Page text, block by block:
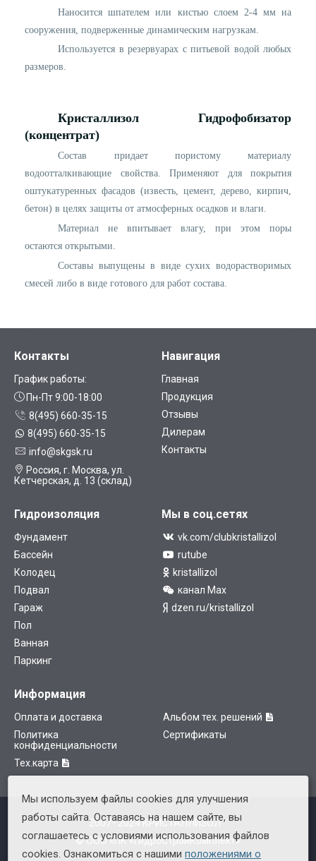
Наносится шпателем или кистью слоем 2-4 мм на
сооружения, подверженные динамическим нагрузкам.
Используется в резервуарах с питьевой водой любых
размеров.
Кристаллизoл Гидрофобизатор
(концентрат)
Состав придает пористому материалу
водоотталкивающие свойства. Применяют для покрытия
оштукатуренных фасадов (известь, цемент, дерево, кирпич,
бетон) в целях защиты от атмосферных осадков и влаги.
Материал не впитывает влагу, при этом поры
остаются открытыми.
Составы выпущены в виде сухих водорастворимых
смесей либо в виде готового для работ состава.
Контакты
График работы:
Пн-Пт 9:00-18:00
8(495) 660-35-15
8(495) 660-35-15
info@skgsk.ru
Россия, г. Москва, ул.
Кетчерская, д. 13 (склад)
Навигация
Главная
Продукция
Отзывы
Дилерам
Контакты
Гидроизоляция
Фундамент
Бассейн
Колодец
Подвал
Гараж
Пол
Ванная
Паркинг
Мы в соц.сетях
vk.com/clubkristallizol
rutube
kristallizol
канал Max
dzen.ru/kristallizol
Информация
Оплата и доставка
Политика
конфиденциальности
Тех.карта
Альбом тех. решений
Сертификаты
2007–2024 КРИСТАЛЛИЗОЛ™
© ООО «ПК «ГидроСтройКомплект»
Мы используем файлы cookies для улучшения
работы сайта. Оставаясь на нашем сайте, вы
соглашаетесь с условиями использования файлов
cookies. Ознакомиться с нашимиположениями о